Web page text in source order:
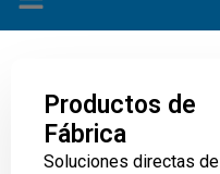
Productos de
Fábrica
Soluciones directas de